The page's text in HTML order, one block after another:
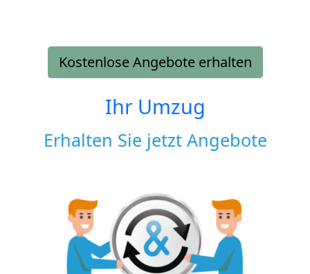
Kostenlose Angebote erhalten
Ihr Umzug
Erhalten Sie jetzt Angebote